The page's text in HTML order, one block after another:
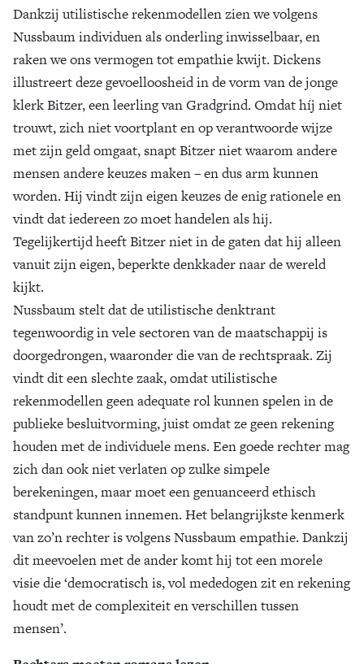
Dankzij utilistische rekenmodellen zien we volgens
Nussbaum individuen als onderling inwisselbaar, en
raken we ons vermogen tot empathie kwijt. Dickens
illustreert deze gevoelloosheid in de vorm van de jonge
klerk Bitzer, een leerling van Gradgrind. Omdat híj niet
trouwt, zich niet voortplant en op verantwoorde wijze
met zijn geld omgaat, snapt Bitzer niet waarom andere
mensen andere keuzes maken – en dus arm kunnen
worden. Hij vindt zijn eigen keuzes de enig rationele en
vindt dat iedereen zo moet handelen als hij.
Tegelijkertijd heeft Bitzer niet in de gaten dat hij alleen
vanuit zijn eigen, beperkte denkkader naar de wereld
kijkt.
Nussbaum stelt dat de utilistische denktrant
tegenwoordig in vele sectoren van de maatschappij is
doorgedrongen, waaronder die van de rechtspraak. Zij
vindt dit een slechte zaak, omdat utilistische
rekenmodellen geen adequate rol kunnen spelen in de
publieke besluitvorming, juist omdat ze geen rekening
houden met de individuele mens. Een goede rechter mag
zich dan ook niet verlaten op zulke simpele
berekeningen, maar moet een genuanceerd ethisch
standpunt kunnen innemen. Het belangrijkste kenmerk
van zo’n rechter is volgens Nussbaum empathie. Dankzij
dit meevoelen met de ander komt hij tot een morele
visie die ‘democratisch is, vol mededogen zit en rekening
houdt met de complexiteit en verschillen tussen
mensen’.